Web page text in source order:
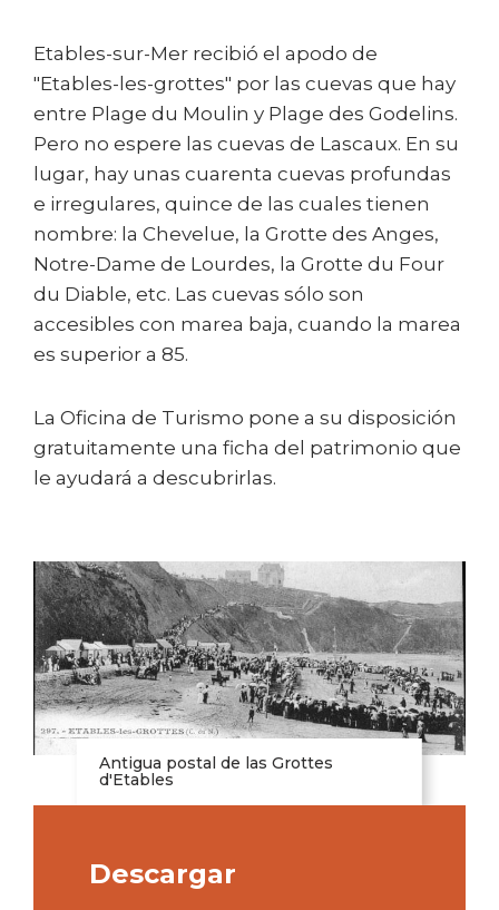
Etables-sur-Mer recibió el apodo de
"Etables-les-grottes" por las cuevas que hay
entre Plage du Moulin y Plage des Godelins.
Pero no espere las cuevas de Lascaux. En su
lugar, hay unas cuarenta cuevas profundas
e irregulares, quince de las cuales tienen
nombre: la Chevelue, la Grotte des Anges,
Notre-Dame de Lourdes, la Grotte du Four
du Diable, etc. Las cuevas sólo son
accesibles con marea baja, cuando la marea
es superior a 85.
La Oficina de Turismo pone a su disposición
gratuitamente una ficha del patrimonio que
le ayudará a descubrirlas.
Antigua postal de las Grottes
d'Etables
Descargar